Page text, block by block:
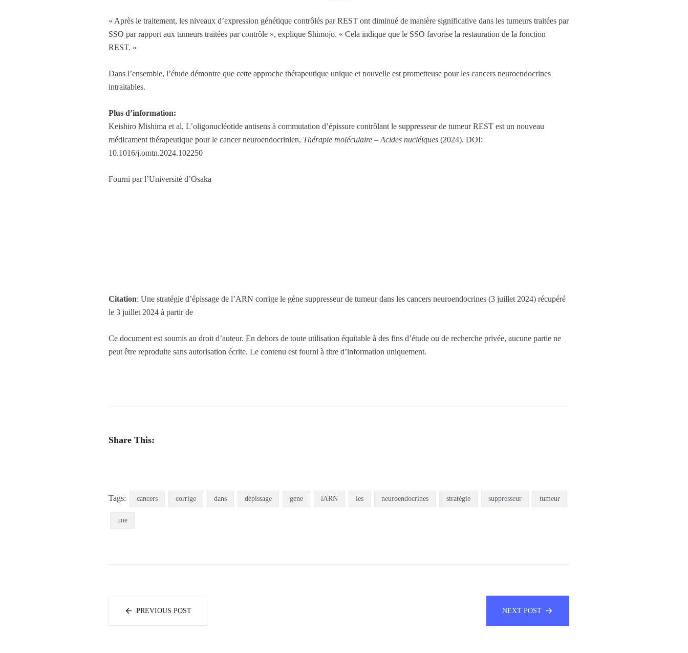
« Après le traitement, les niveaux d’expression génétique contrôlés par REST ont diminué de manière significative dans les tumeurs traitées par
SSO par rapport aux tumeurs traitées par contrôle », explique Shimojo. « Cela indique que le SSO favorise la restauration de la fonction
REST. »
Dans l’ensemble, l’étude démontre que cette approche thérapeutique unique et nouvelle est prometteuse pour les cancers neuroendocrines
intraitables.
Plus d’information:
Keishiro Mishima et al, L’oligonucléotide antisens à commutation d’épissure contrôlant le suppresseur de tumeur REST est un nouveau
médicament thérapeutique pour le cancer neuroendocrinien, Thérapie moléculaire – Acides nucléiques (2024). DOI:
10.1016/j.omtn.2024.102250
Fourni par l’Université d’Osaka
Citation: Une stratégie d’épissage de l’ARN corrige le gène suppresseur de tumeur dans les cancers neuroendocrines (3 juillet 2024) récupéré
le 3 juillet 2024 à partir de
Ce document est soumis au droit d’auteur. En dehors de toute utilisation équitable à des fins d’étude ou de recherche privée, aucune partie ne
peut être reproduite sans autorisation écrite. Le contenu est fourni à titre d’information uniquement.
Share This:
Tags: cancers corrige dans dépissage gene lARN les neuroendocrines stratégie suppresseur tumeur
une
PREVIOUS POST NEXT POST